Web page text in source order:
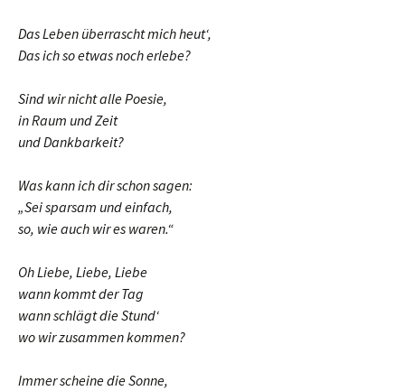
Das Leben überrascht mich heut‘,
Das ich so etwas noch erlebe?
Sind wir nicht alle Poesie,
in Raum und Zeit
und Dankbarkeit?
Was kann ich dir schon sagen:
„Sei sparsam und einfach,
so, wie auch wir es waren.“
Oh Liebe, Liebe, Liebe
wann kommt der Tag
wann schlägt die Stund‘
wo wir zusammen kommen?
Immer scheine die Sonne,